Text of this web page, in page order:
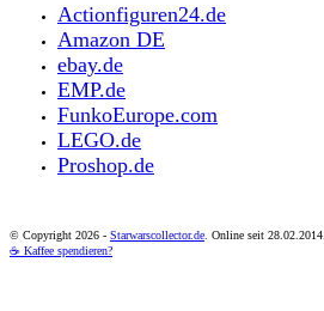
Actionfiguren24.de
Amazon DE
ebay.de
EMP.de
FunkoEurope.com
LEGO.de
Proshop.de
© Copyright 2026 - Starwarscollector.de . Online seit 28.02.2014.
☕ Kaffee spendieren?